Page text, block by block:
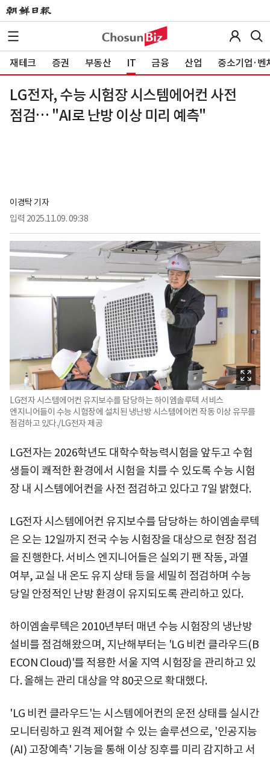
재테크 증권 부동산 IT 금융 산업 중소기업·벤
LG전자, 수능 시험장 시스템에어컨 사전
점검… "AI로 난방 이상 미리 예측"
이경탁 기자
입력 2025.11.09. 09:38
LG전자 시스템에어컨 유지보수를 담당하는 하이엠솔루텍 서비스
엔지니어들이 수능 시험장에 설치된 냉난방 시스템에어컨 작동 이상 유무를
점검하고 있다./LG전자 제공
LG전자는 2026학년도 대학수학능력시험을 앞두고 수험
생들이 쾌적한 환경에서 시험을 치를 수 있도록 수능 시험
장 내 시스템에어컨을 사전 점검하고 있다고 7일 밝혔다.
LG전자 시스템에어컨 유지보수를 담당하는 하이엠솔루텍
은 오는 12일까지 전국 수능 시험장을 대상으로 현장 점검
을 진행한다. 서비스 엔지니어들은 실외기 팬 작동, 과열
여부, 교실 내 온도 유지 상태 등을 세밀히 점검하며 수능
당일 안정적인 난방 환경이 유지되도록 관리하고 있다.
하이엠솔루텍은 2010년부터 매년 수능 시험장의 냉난방
설비를 점검해왔으며, 지난해부터는 'LG 비컨 클라우드(B
ECON Cloud)'를 적용한 서울 지역 시험장을 관리하고 있
다. 올해는 관리 대상을 약 80곳으로 확대했다.
'LG 비컨 클라우드'는 시스템에어컨의 운전 상태를 실시간
모니터링하고 원격 제어할 수 있는 솔루션으로, '인공지능
(AI) 고장예측' 기능을 통해 이상 징후를 미리 감지하고 서